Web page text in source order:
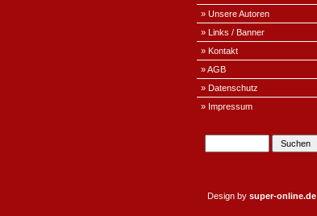
» Unsere Autoren
» Links / Banner
» Kontakt
» AGB
» Datenschutz
» Impressum
Design by super-online.de